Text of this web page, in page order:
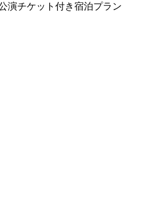
演チケット付き宿泊プラン